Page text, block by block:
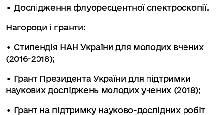
• Дослідження флуоресцентної спектроскопії.
Нагороди і гранти:
• Стипендія НАН України для молодих вчених
(2016-2018);
• Грант Президента України для підтримки
наукових досліджень молодих учених (2018);
• Грант на підтримку науково-дослідних робіт